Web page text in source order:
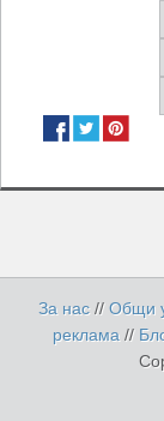
За нас //Общи
реклама //